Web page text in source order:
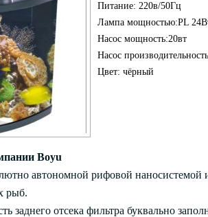
Питание: 220в/50Гц
Лампа мощностью:PL
Насос мощность:20вт
Насос
Цвет: чёрный
Boyu
автономной рифовой наносистемой
рыб.
заднего отсека фильтра буквально